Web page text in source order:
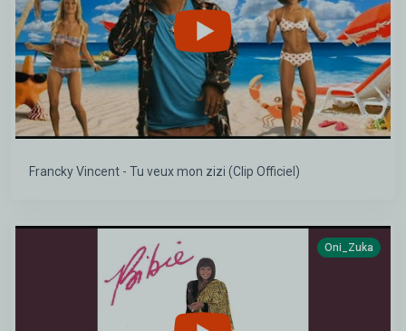
Francky Vincent - Tu veux mon zizi (Clip Officiel)
Oni_Zuka